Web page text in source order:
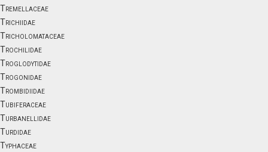
Tremellaceae
Trichiidae
Tricholomataceae
Trochilidae
Troglodytidae
Trogonidae
Trombidiidae
Tubiferaceae
Turbanellidae
Turdidae
Typhaceae